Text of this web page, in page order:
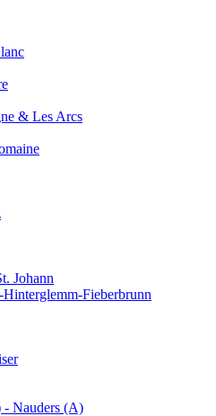
& Les Arcs
Johann
Fieberbrunn
- Nauders (A)